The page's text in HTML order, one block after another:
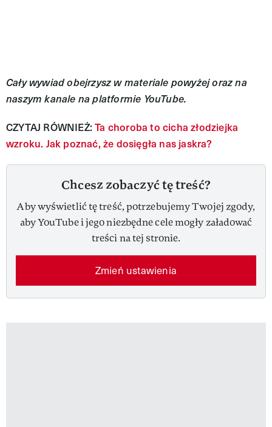
Cały wywiad obejrzysz w materiale powyżej oraz na
naszym kanale na platformie YouTube.
CZYTAJ RÓWNIEŻ:Ta choroba to cicha złodziejka
wzroku. Jak poznać, że dosięgła nas jaskra?
Chcesz zobaczyć tę treść?
Aby wyświetlić tę treść, potrzebujemy Twojej zgody,
aby YouTube i jego niezbędne cele mogły załadować
treści na tej stronie.
Zmień ustawienia